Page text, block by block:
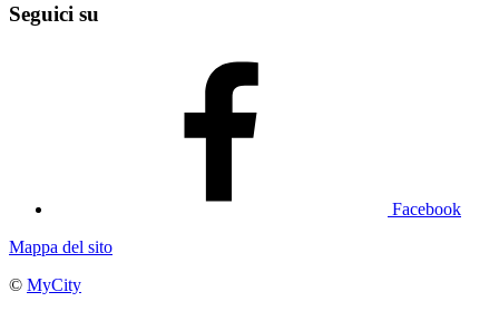
Seguici su
Facebook
Mappa del sito
© MyCity